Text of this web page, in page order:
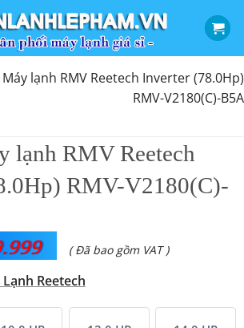
lạnh RMV Reetech Inverter (78.0Hp)
RMV-V2180(C)-B5A
lạnh RMV Reetech
RMV-V2180(C)-
( Đã bao gồm VAT )
Reetech